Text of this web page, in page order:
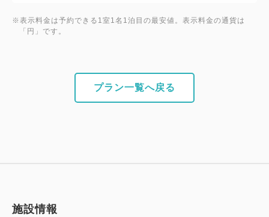
※表示料金は予約できる1室1名1泊目の最安値。表示料金の通貨は
「円」です。
プラン一覧へ戻る
施設情報